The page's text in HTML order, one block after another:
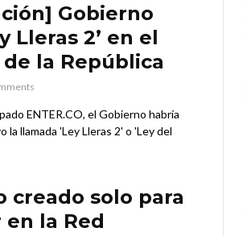
Gobierno
Lleras 2’ en el
la República
ENTER.CO, el Gobierno habría
la llamada 'Ley Lleras 2' o 'Ley del
creado solo para
la Red